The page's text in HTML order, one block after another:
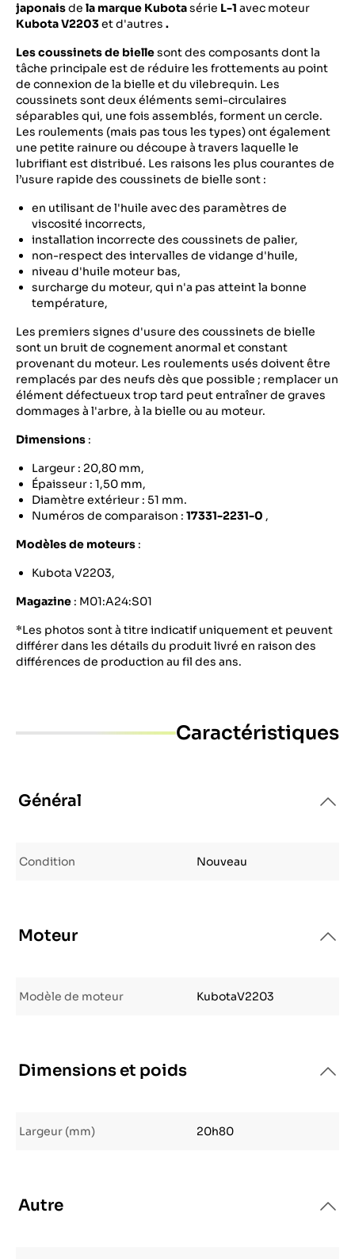
japonaisde la marque Kubotasérie L-1 avec moteur
Kubota V2203et d'autres .
Les coussinets de biellesont des composants dont la
tâche principale est de réduire les frottements au point
de connexion de la bielle et du vilebrequin. Les
coussinets sont deux éléments semi-circulaires
séparables qui, une fois assemblés, forment un cercle.
Les roulements (mais pas tous les types) ont également
une petite rainure ou découpe à travers laquelle le
lubrifiant est distribué. Les raisons les plus courantes de
l’usure rapide des coussinets de bielle sont :
en utilisant de l'huile avec des paramètres de
viscosité incorrects,
installation incorrecte des coussinets de palier,
non-respect des intervalles de vidange d'huile,
niveau d'huile moteur bas,
surcharge du moteur, qui n'a pas atteint la bonne
température,
Les premiers signes d'usure des coussinets de bielle
sont un bruit de cognement anormal et constant
provenant du moteur. Les roulements usés doivent être
remplacés par des neufs dès que possible ; remplacer un
élément défectueux trop tard peut entraîner de graves
dommages à l'arbre, à la bielle ou au moteur.
Dimensions :
Largeur : 20,80 mm,
Épaisseur : 1,50 mm,
Diamètre extérieur : 51 mm.
Numéros de comparaison : 17331-2231-0 ,
Modèles de moteurs :
Kubota V2203,
Magazine : M01:A24:S01
*Les photos sont à titre indicatif uniquement et peuvent
différer dans les détails du produit livré en raison des
différences de production au fil des ans.
Caractéristiques
Général
Condition Nouveau
Moteur
Modèle de moteur KubotaV2203
Dimensions et poids
Largeur (mm) 20h80
Autre